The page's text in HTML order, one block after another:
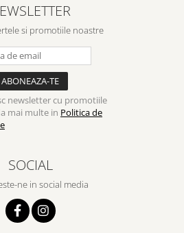
si promotiile noastre
newsletter cu promotiile
mai multe in Politica de
SOCIAL
ne in social media